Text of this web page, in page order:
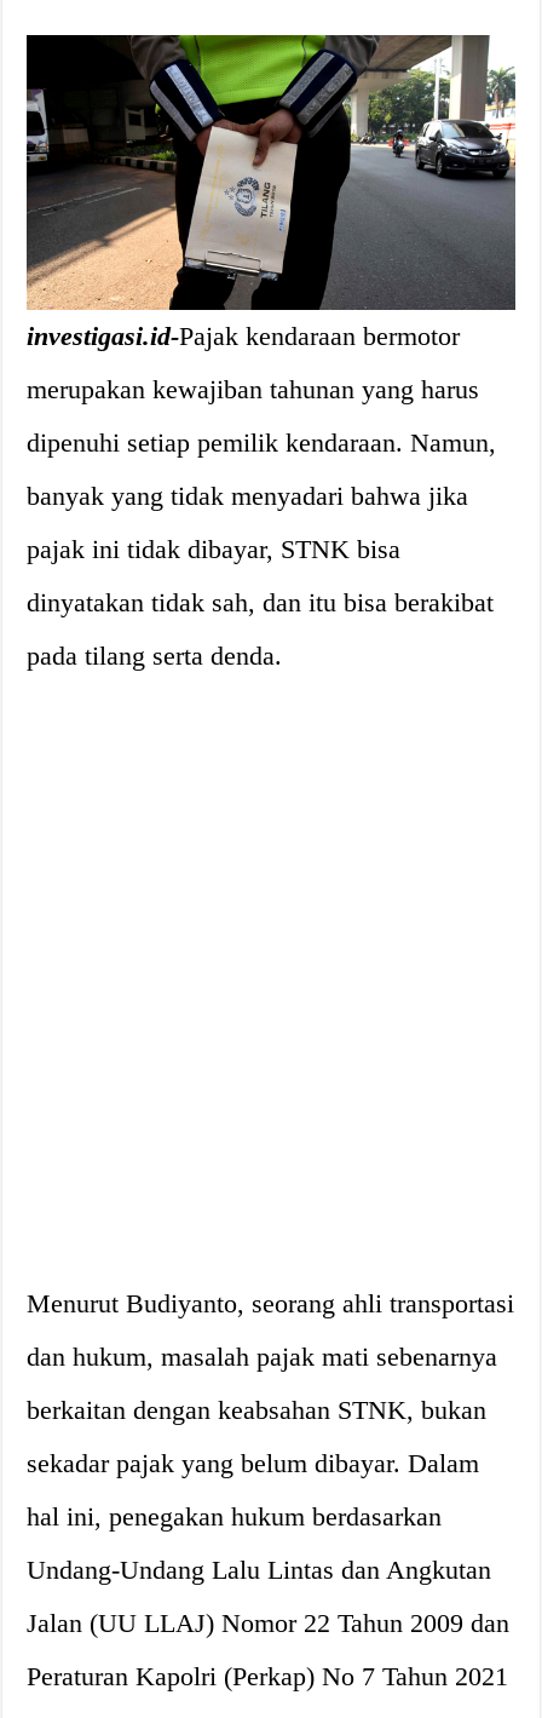
investigasi.id-Pajak kendaraan bermotor
merupakan kewajiban tahunan yang harus
dipenuhi setiap pemilik kendaraan. Namun,
banyak yang tidak menyadari bahwa jika
pajak ini tidak dibayar, STNK bisa
dinyatakan tidak sah, dan itu bisa berakibat
pada tilang serta denda.
Menurut Budiyanto, seorang ahli transportasi
dan hukum, masalah pajak mati sebenarnya
berkaitan dengan keabsahan STNK, bukan
sekadar pajak yang belum dibayar. Dalam
hal ini, penegakan hukum berdasarkan
Undang-Undang Lalu Lintas dan Angkutan
Jalan (UU LLAJ) Nomor 22 Tahun 2009 dan
Peraturan Kapolri (Perkap) No 7 Tahun 2021